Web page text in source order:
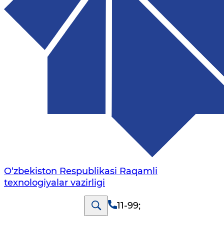
O‘zbekiston Respublikasi Raqamli
texnologiyalar vazirligi
11-99;